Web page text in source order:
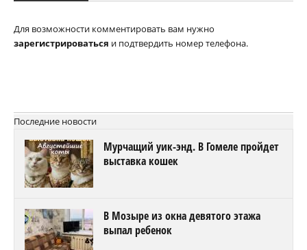
Для возможности комментировать вам нужно
зарегистрироваться и подтвердить номер телефона.
Последние новости
Мурчащий уик-энд. В Гомеле пройдет
выставка кошек
В Мозыре из окна девятого этажа
выпал ребенок